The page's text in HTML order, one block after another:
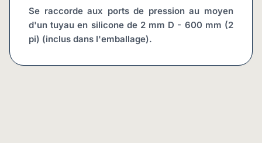
Se raccorde aux ports de pression au moyen
d'un tuyau en silicone de 2 mm D - 600 mm (2
pi) (inclus dans l'emballage).